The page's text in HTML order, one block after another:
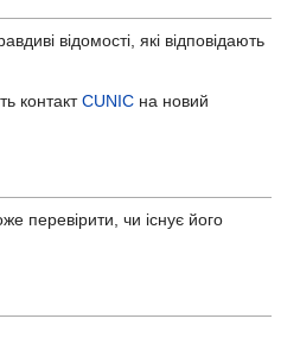
відомості, які відповідають
контактCUNIC на новий
перевірити, чи існує його